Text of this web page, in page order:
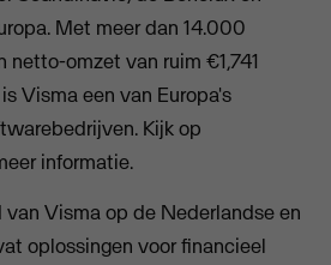
Met meer dan 14.000
netto-omzet van ruim €1,741
Visma een van Europa's
Kijk op
informatie.
Visma op de Nederlandse en
oplossingen voor financieel